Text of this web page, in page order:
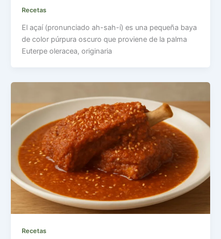
Recetas
El açaí (pronunciado ah-sah-í) es una pequeña baya
de color púrpura oscuro que proviene de la palma
Euterpe oleracea, originaria
Recetas